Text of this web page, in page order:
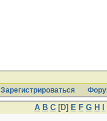
Зарегистрироваться
A B C [D] E F G H